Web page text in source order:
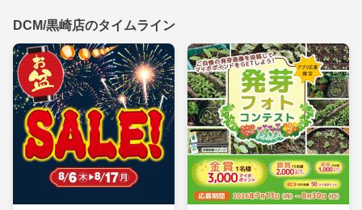
DCM/黒崎店のタイムライン